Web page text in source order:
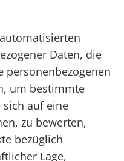
Daten, die
personenbezogenen
um bestimmte
sich auf eine
zu bewerten,
bezüglich
Lage,